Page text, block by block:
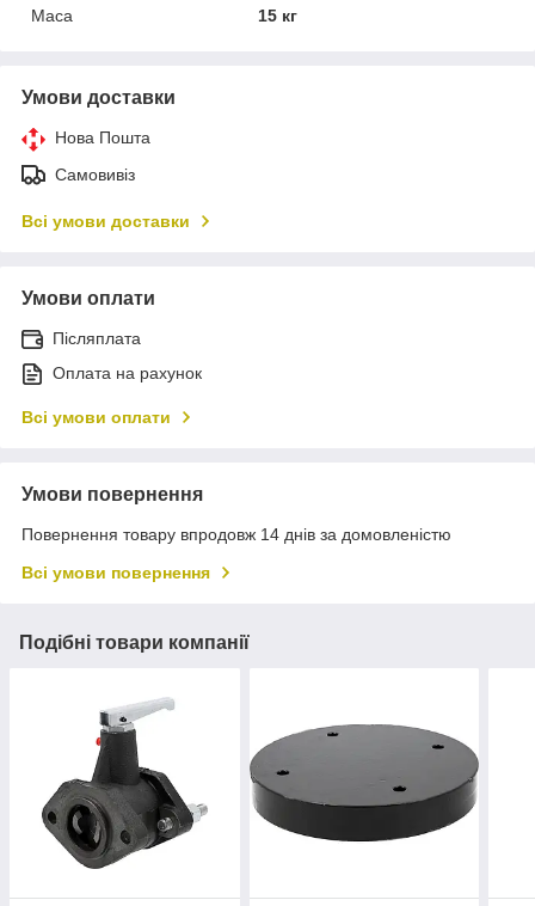
Маса
15 кг
Умови доставки
Нова Пошта
Самовивіз
Всі умови доставки
Умови оплати
Післяплата
Оплата на рахунок
Всі умови оплати
Умови повернення
Повернення товару впродовж 14 днів за домовленістю
Всі умови повернення
Подібні товари компанії